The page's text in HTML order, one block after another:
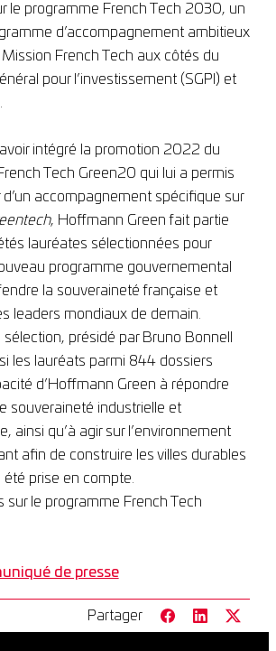
le programme French Tech 2030, un
d’accompagnement ambitieux
French Tech aux côtés du
pour l’investissement (SGPI) et
intégré la promotion 2022 du
Tech Green20 qui lui a permis
accompagnement spécifique sur
, Hoffmann Green fait partie
lauréates sélectionnées pour
programme gouvernemental
la souveraineté française et
leaders mondiaux de demain.
sélection, présidé par Bruno Bonnell
les lauréats parmi 844 dossiers
d’Hoffmann Green à répondre
souveraineté industrielle et
ainsi qu’à agir sur l’environnement
afin de construire les villes durables
prise en compte.
sur le programme French Tech
de presse
Partager